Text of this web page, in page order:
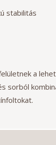
stabilitás
a
sorból